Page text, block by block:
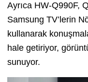
Ayrıca HW-Q990F,
Samsung TV’lerin
kullanarak
hale getiriyor,
sunuyor.